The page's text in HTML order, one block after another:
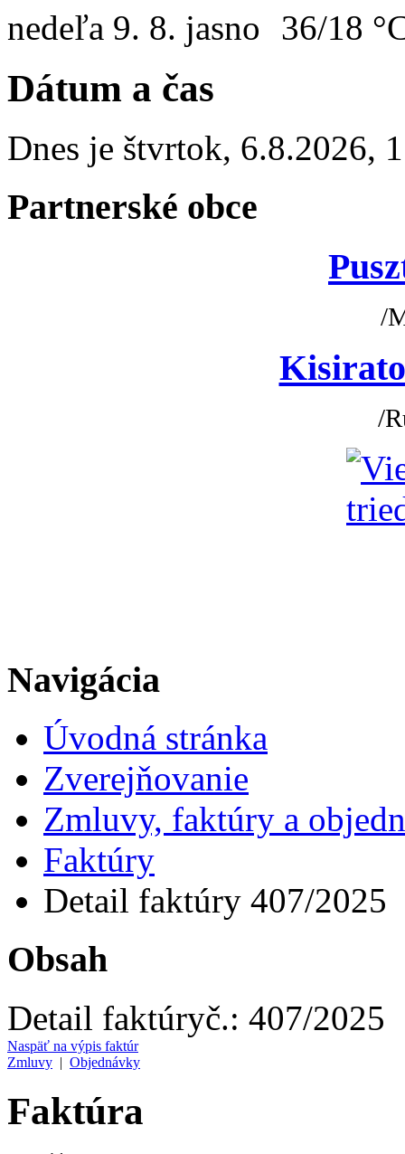
nedeľa 9. 8. 36/18
Dátum a čas
Dnes je štvrtok, 6.8.2026,
Partnerské obce
/
/
Navigácia
Úvodná stránka
Zverejňovanie
Zmluvy, faktúry a
Faktúry
Detail faktúry 407/2025
Obsah
Detail faktúryč.: 407/2025
Naspäť na výpis faktúr
Zmluvy | Objednávky
Faktúra